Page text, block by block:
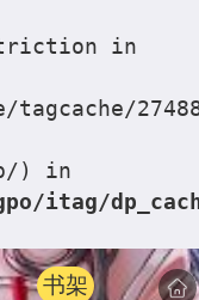
in
tagcache/
) in
itag/
书架